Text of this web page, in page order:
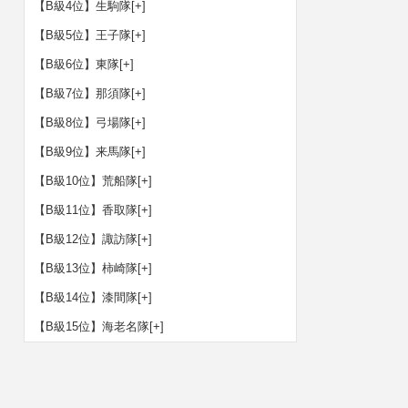
【B級4位】生駒隊[+]
【B級5位】王子隊[+]
【B級6位】東隊[+]
【B級7位】那須隊[+]
【B級8位】弓場隊[+]
【B級9位】来馬隊[+]
【B級10位】荒船隊[+]
【B級11位】香取隊[+]
【B級12位】諏訪隊[+]
【B級13位】柿崎隊[+]
【B級14位】漆間隊[+]
【B級15位】海老名隊[+]